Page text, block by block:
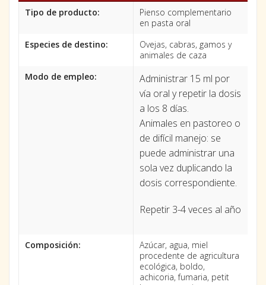
Tipo de producto:
Pienso complementario
en pasta oral
Especies de destino:
Ovejas, cabras, gamos y
animales de caza
Modo de empleo:
Administrar 15 ml por
vía oral y repetir la dosis
a los 8 días.
Animales en pastoreo o
de difícil manejo: se
puede administrar una
sola vez duplicando la
dosis correspondiente.
Repetir 3-4 veces al año
Composición:
Azúcar, agua, miel
procedente de agricultura
ecológica, boldo,
achicoria, fumaria, petit